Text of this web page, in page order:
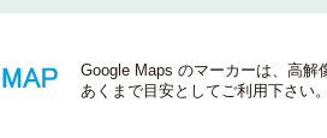
Google Maps のマーカーは、高解
あくまで目安としてご利用下さい